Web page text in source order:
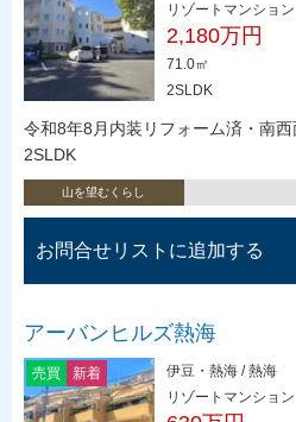
リゾートマンション
2,180万円
71.0㎡
2SLDK
令和8年8月内装リフォーム済・南
2SLDK
山を望むくらし
お問合せリストに追加する
アーバンヒルズ熱海
売買 新着
伊豆・熱海 / 熱海
リゾートマンション